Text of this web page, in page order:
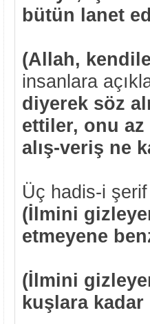
bütün lanet
(Allah,
insanlara
diyerek söz
ettiler, onu az
alış-veriş ne
Üç hadis-i
(İlmini
etmeyene
(İlmini
kuşlara